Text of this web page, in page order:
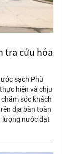
tra cứu hóa
sạch Phù
hiện và chịu
sóc khách
địa bàn toàn
lượng nước đạt